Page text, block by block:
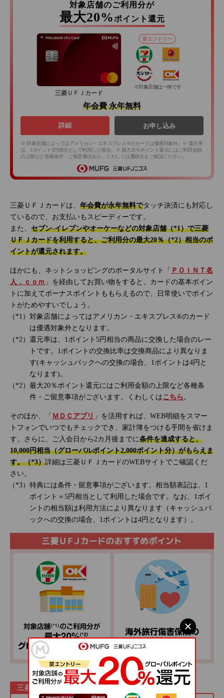
対象店舗のご利用分が
最大20% ポイント還元
三菱ＵＦＪカード
要エントリー
※対象店舗は一例です
年会費 永年無料
詳細 お申し込み
※ 対象店舗によってはアメリカン・エキスプレス®のカードは優遇対象外。※ 還元率
は、1ポイント5円相当として利用した場合。※ 最大20％ポイント還元にはご利用金額
の上限など各種条件・ご留意事項あり。くわしくは遷移先をご確認ください。
三菱ＵＦＪカードは、 年会費が永年無料でタッチ決済にも対応し
ているので、お支払いもスピーディーです。
また、 セブン‐イレブンやオーケーなどの対象店舗（*1）で三菱
ＵＦＪカードを利用すると、ご利用分の最大20％（*2）相当のポ
イントが還元されます。
ほかにも、ネットショッピングのポータルサイト「
ＰＯＩＮＴ名
人．ｃｏｍ 」を経由してお買い物をすると、カードの基本ポイン
トに加えてボーナスポイントももらえるので、日常使いでポイン
トがためやすいでしょう。
対象店舗によってはアメリカン・エキスプレス®のカード
は優遇対象外となります。
還元率は、1ポイント5円相当の商品に交換した場合のレー
トです。1ポイントの交換比率は交換商品により異なりま
す(キャッシュバックへの交換の場合、1ポイントは4円と
なります)。
最大20％ポイント還元にはご利用金額の上限など各種条
件・ご留意事項がございます。くわしくはこちら。
そのほか、「 ＭＤＣアプリ 」を活用すれば、WEB明細をスマー
トフォンでいつでもチェックでき、家計簿をつける手間を省けま
す。さらに、ご入会日から2カ月後までに条件を達成すると、
10,000円相当（グローバルポイント2,000ポイント分）がもらえま
す。（*3）詳細は三菱ＵＦＪカードのWEBサイトでご確認くだ
さい。
特典には条件・留意事項がございます。相当額表記は、1
ポイント＝5円相当として利用した場合です。なお、1ポイ
ントの相当額は利用方法により異なります（キャッシュバ
ックへの交換の場合、1ポイントは4円となります）。
三菱ＵＦＪカードの特長